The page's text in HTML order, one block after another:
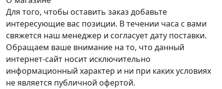
Для того, чтобы оставить заказ добавьте
интересующие вас позиции. В течении часа с вами
свяжется наш менеджер и согласует дату поставки.
Обращаем ваше внимание на то, что данный
интернет-сайт носит исключительно
информационный характер и ни при каких условиях
не является публичной офертой.